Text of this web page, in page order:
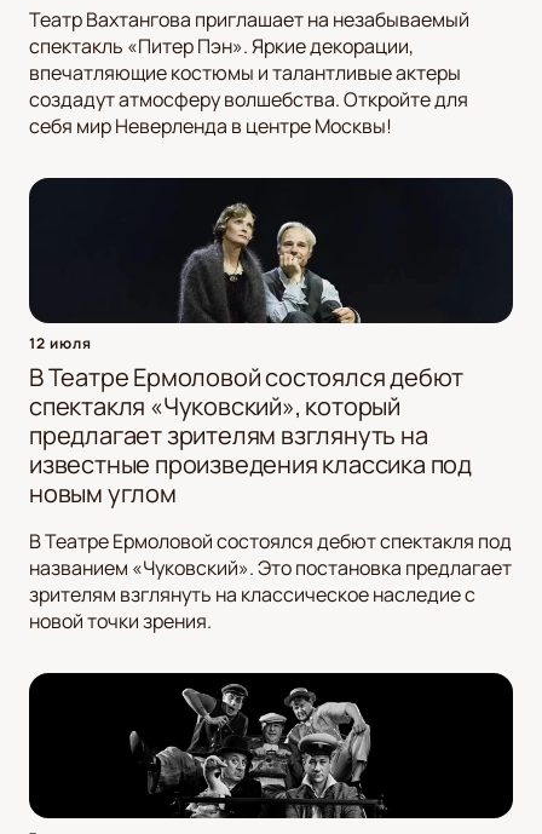
Театр Вахтангова приглашает на незабываемый
спектакль «Питер Пэн». Яркие декорации,
впечатляющие костюмы и талантливые актеры
создадут атмосферу волшебства. Откройте для
себя мир Неверленда в центре Москвы!
12 июля
В Театре Ермоловой состоялся дебют
спектакля «Чуковский», который
предлагает зрителям взглянуть на
известные произведения классика под
новым углом
В Театре Ермоловой состоялся дебют спектакля под
названием «Чуковский». Это постановка предлагает
зрителям взглянуть на классическое наследие с
новой точки зрения.